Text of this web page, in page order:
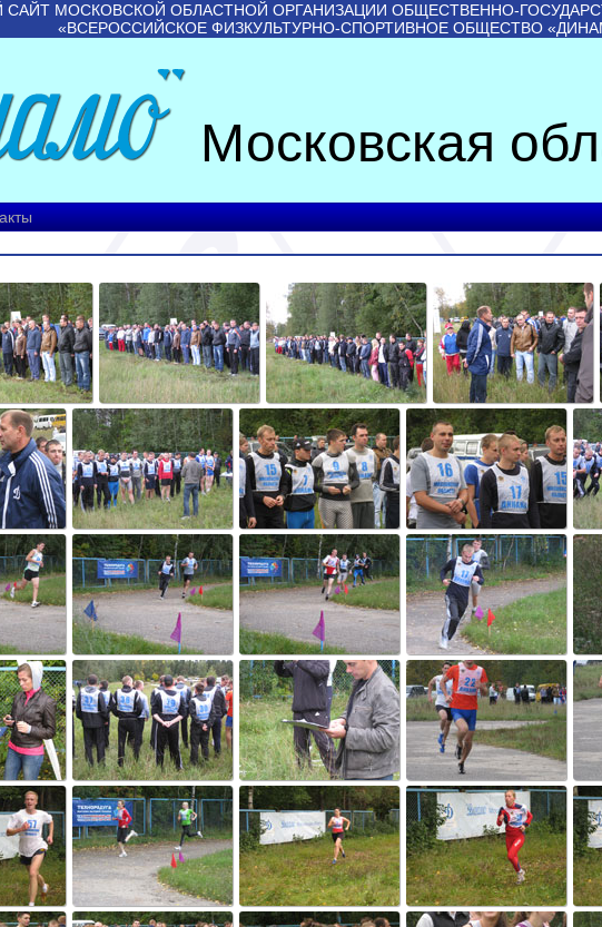
МОСКОВСКОЙ ОБЛАСТНОЙ ОРГАНИЗАЦИИ ОБЩЕСТВЕННО-
«ВСЕРОССИЙСКОЕ ФИЗКУЛЬТУРНО-СПОРТИВНОЕ ОБЩЕСТВО
Московская